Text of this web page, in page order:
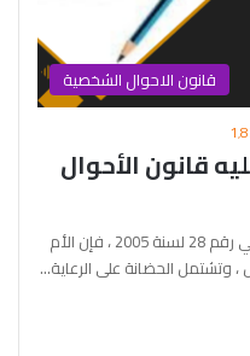
قانون الاحوال الشخصية
قانون الأحوال
بموجب قانون الأحوال الشخصية الإماراتي رقم 28 لسنة 2005 ، فإن الأم
وتشتمل الحضانة على الرعاية…